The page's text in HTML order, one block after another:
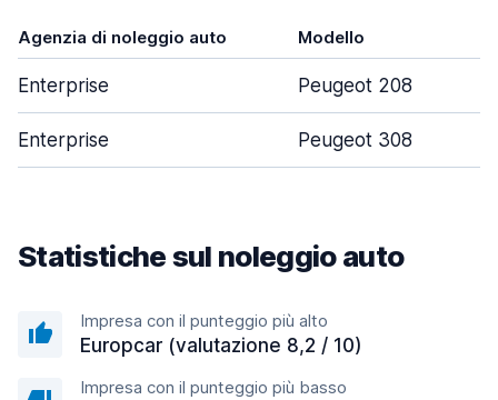
Agenzia di noleggio auto Modello
Enterprise Peugeot 208
Enterprise Peugeot 308
Statistiche sul noleggio auto
Impresa con il punteggio più alto
Europcar (valutazione 8,2 / 10)
Impresa con il punteggio più basso